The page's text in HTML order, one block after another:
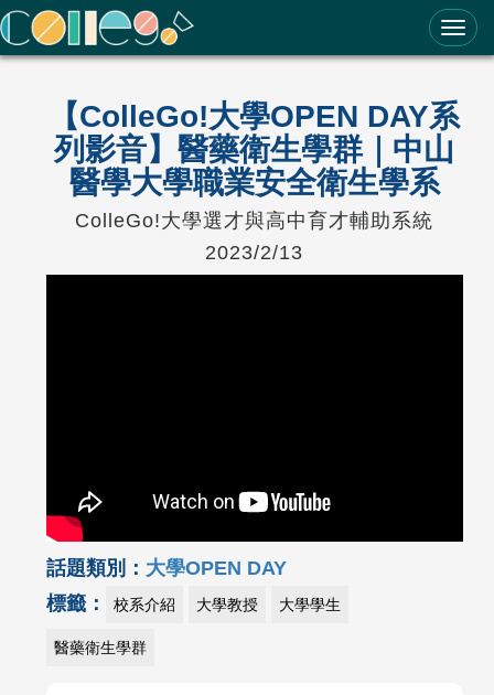
ColleGo! 大學選才與高中育才輔助系統
【ColleGo!大學OPEN DAY系
列影音】醫藥衛生學群｜中山
醫學大學職業安全衛生學系
ColleGo!大學選才與高中育才輔助系統
2023/2/13
話題類別： 大學OPEN DAY
標籤：
校系介紹 大學教授 大學學生
醫藥衛生學群